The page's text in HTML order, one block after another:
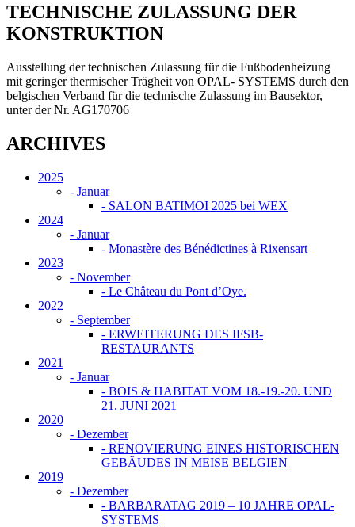
TECHNISCHE ZULASSUNG DER
KONSTRUKTION
Ausstellung der technischen Zulassung für die Fußbodenheizung
mit geringer thermischer Trägheit von OPAL- SYSTEMS durch den
belgischen Verband für die technische Zulassung im Bausektor,
unter der Nr. AG170706
ARCHIVES
2025
- Januar
- SALON BATIMOI 2025 bei WEX
2024
- Januar
- Monastère des Bénédictines à Rixensart
2023
- November
- Le Château du Pont d’Oye.
2022
- September
- ERWEITERUNG DES IFSB-
RESTAURANTS
2021
- Januar
- BOIS & HABITAT VOM 18.-19.-20. UND
21. JUNI 2021
2020
- Dezember
- RENOVIERUNG EINES HISTORISCHEN
GEBÄUDES IN MEISE BELGIEN
2019
- Dezember
- BARBARATAG 2019 – 10 JAHRE OPAL-
SYSTEMS